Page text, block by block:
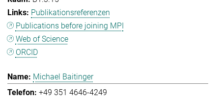
Publikationsreferenzen
Publications before joining MPI
Web of Science
ORCID
Michael Baitinger
+49 351 4646-4249